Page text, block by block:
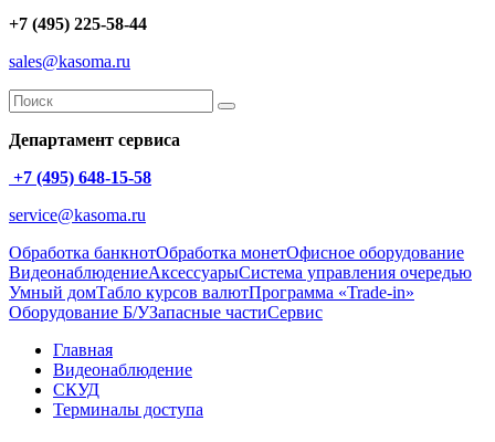
+7 (495) 225-58-44
sales@kasoma.ru
Департамент сервиса
+7 (495) 648-15-58
service@kasoma.ru
Обработка банкнотОбработка монетОфисное оборудование
ВидеонаблюдениеАксессуарыСистема управления очередью
Умный домТабло курсов валютПрограмма «Trade-in»
Оборудование Б/УЗапасные частиСервис
Главная
Видеонаблюдение
СКУД
Терминалы доступа